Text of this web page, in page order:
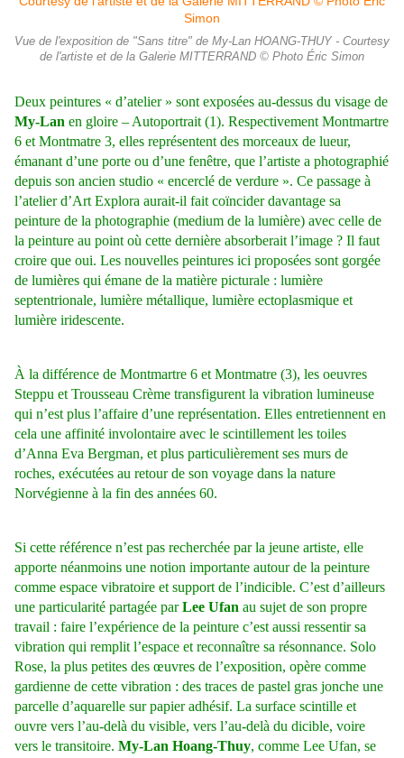
Vue de l'exposition de "Sans titre" de My-Lan HOANG-THUY - Courtesy
de l'artiste et de la Galerie MITTERRAND © Photo Éric Simon
Deux peintures « d’atelier » sont exposées au-dessus du visage de
My-Lan en gloire – Autoportrait (1). Respectivement Montmartre
6 et Montmatre 3, elles représentent des morceaux de lueur,
émanant d’une porte ou d’une fenêtre, que l’artiste a photographié
depuis son ancien studio « encerclé de verdure ». Ce passage à
l’atelier d’Art Explora aurait-il fait coïncider davantage sa
peinture de la photographie (medium de la lumière) avec celle de
la peinture au point où cette dernière absorberait l’image ? Il faut
croire que oui. Les nouvelles peintures ici proposées sont gorgée
de lumières qui émane de la matière picturale : lumière
septentrionale, lumière métallique, lumière ectoplasmique et
lumière iridescente.
À la différence de Montmartre 6 et Montmatre (3), les oeuvres
Steppu et Trousseau Crème transfigurent la vibration lumineuse
qui n’est plus l’affaire d’une représentation. Elles entretiennent en
cela une affinité involontaire avec le scintillement les toiles
d’Anna Eva Bergman, et plus particulièrement ses murs de
roches, exécutées au retour de son voyage dans la nature
Norvégienne à la fin des années 60.
Si cette référence n’est pas recherchée par la jeune artiste, elle
apporte néanmoins une notion importante autour de la peinture
comme espace vibratoire et support de l’indicible. C’est d’ailleurs
une particularité partagée parLee Ufan au sujet de son propre
travail : faire l’expérience de la peinture c’est aussi ressentir sa
vibration qui remplit l’espace et reconnaître sa résonnance. Solo
Rose, la plus petites des œuvres de l’exposition, opère comme
gardienne de cette vibration : des traces de pastel gras jonche une
parcelle d’aquarelle sur papier adhésif. La surface scintille et
ouvre vers l’au-delà du visible, vers l’au-delà du dicible, voire
vers le transitoire. My-Lan Hoang-Thuy, comme Lee Ufan, se